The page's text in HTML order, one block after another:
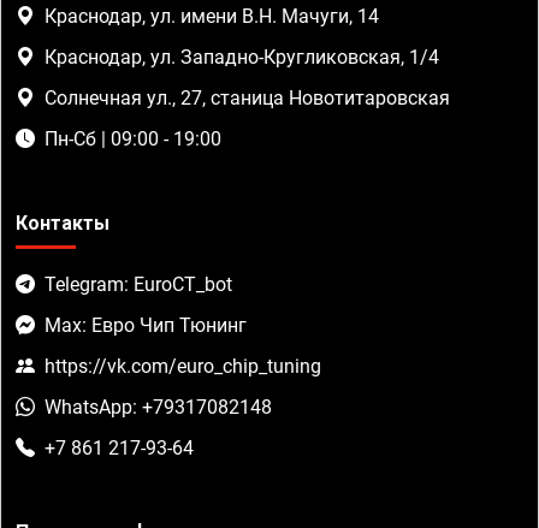
Краснодар, ул. имени В.Н. Мачуги, 14
Краснодар, ул. Западно-Кругликовская, 1/4
Солнечная ул., 27, станица Новотитаровская
Пн-Сб | 09:00 - 19:00
Контакты
Telegram: EuroCT_bot
Max: Евро Чип Тюнинг
https://vk.com/euro_chip_tuning
WhatsApp: +79317082148
+7 861 217-93-64